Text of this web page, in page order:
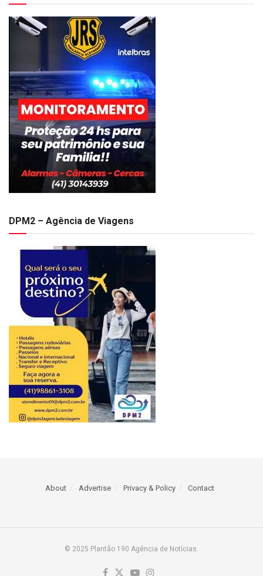
DPM2 – Agência de Viagens
About Advertise Privacy & Policy Contact
© 2025 Plantão 190 Agência de Notícias.